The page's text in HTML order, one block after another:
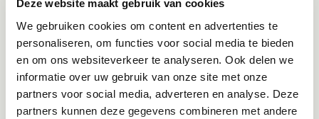
Deze website maakt gebruik van cookies
We gebruiken cookies om content en advertenties te
personaliseren, om functies voor social media te bieden
en om ons websiteverkeer te analyseren. Ook delen we
informatie over uw gebruik van onze site met onze
partners voor social media, adverteren en analyse. Deze
partners kunnen deze gegevens combineren met andere
App: 06-21959869 of bel: 050-409 69 96 onze klantenservice
Facebook
Bekijk Facebook
Inspiratie, informatie en bereikbaar voor vragen